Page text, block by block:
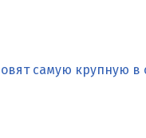
самую крупную